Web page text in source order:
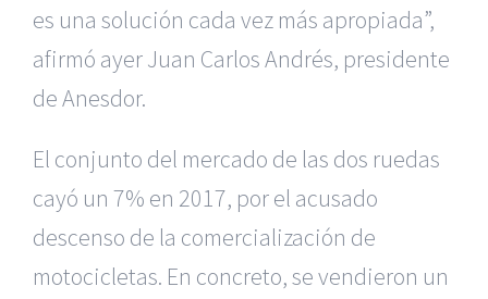
es una solución cada vez más apropiada”,
afirmó ayer Juan Carlos Andrés, presidente
de Anesdor.
El conjunto del mercado de las dos ruedas
cayó un 7% en 2017, por el acusado
descenso de la comercialización de
motocicletas. En concreto, se vendieron un